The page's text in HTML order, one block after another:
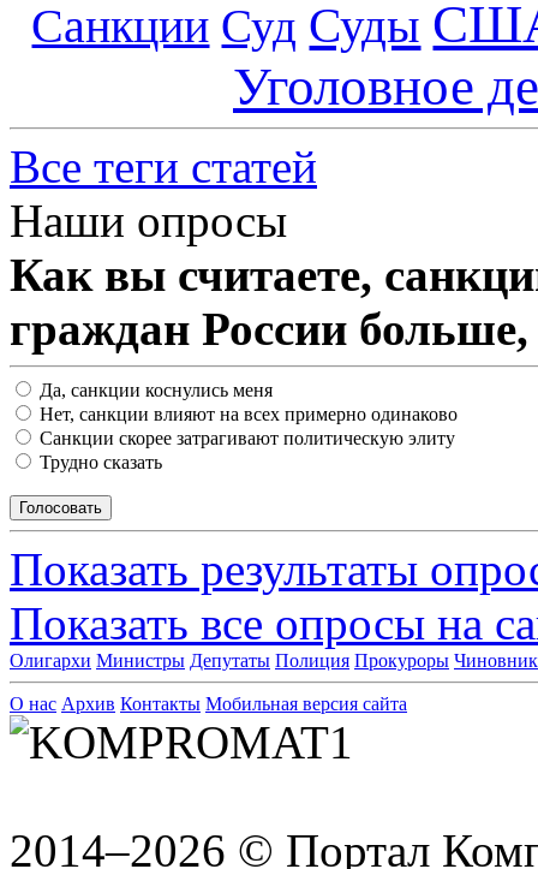
Санкции Суд Суды
Уголовное
Все теги статей
Наши опросы
Как вы считаете,
граждан России
Да, санкции коснулись меня
Нет, санкции влияют на всех примерно одинаково
Санкции скорее затрагивают политическую элиту
Трудно сказать
Показать результаты
Показать все опросы на
Олигархи Министры Депутаты Полиция Прокуроры
О нас Архив Контакты Мобильная версия сайта
2014–2026 © Портал